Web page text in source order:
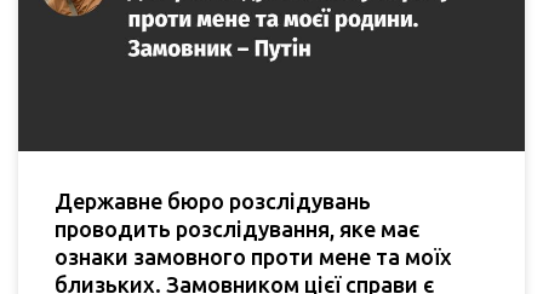
Державне бюро розслідувань
проводить розслідування, яке має
ознаки замовного проти мене та моїх
близьких. Замовником цієї справи є